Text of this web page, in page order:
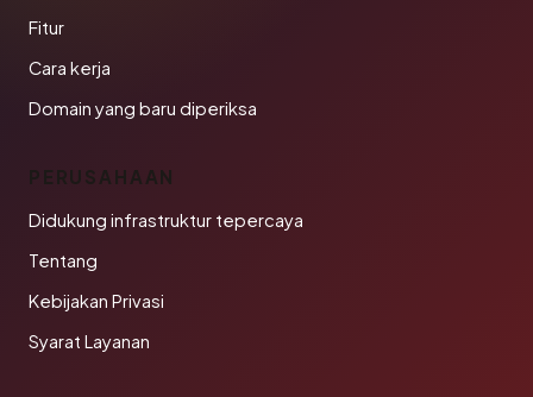
Fitur
Cara kerja
Domain yang baru diperiksa
PERUSAHAAN
Didukung infrastruktur tepercaya
Tentang
Kebijakan Privasi
Syarat Layanan